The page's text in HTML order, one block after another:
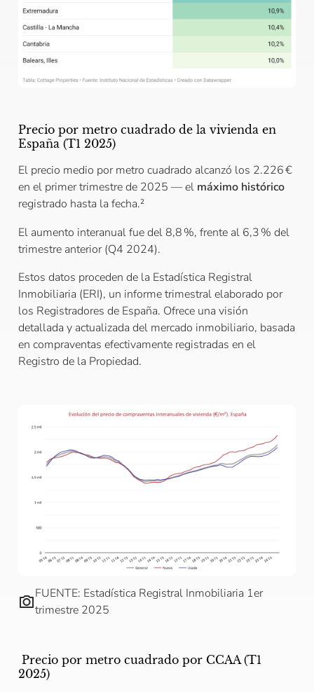
Precio por metro cuadrado de la vivienda en
España (T1 2025)
El precio medio por metro cuadrado alcanzó los 2.226 €
en el primer trimestre de 2025 — el máximo histórico
registrado hasta la fecha.²
El aumento interanual fue del 8,8 %, frente al 6,3 % del
trimestre anterior (Q4 2024).
Estos datos proceden de la Estadística Registral
Inmobiliaria (ERI), un informe trimestral elaborado por
los Registradores de España. Ofrece una visión
detallada y actualizada del mercado inmobiliario, basada
en compraventas efectivamente registradas en el
Registro de la Propiedad.
FUENTE: Estadística Registral Inmobiliaria 1er
trimestre 2025
Precio por metro cuadrado por CCAA (T1
2025)